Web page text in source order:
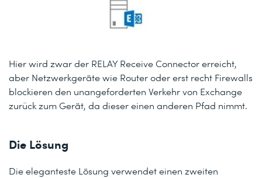
Hier wird zwar der RELAY Receive Connector erreicht,
aber Netzwerkgeräte wie Router oder erst recht Firewalls
blockieren den unangeforderten Verkehr von Exchange
zurück zum Gerät, da dieser einen anderen Pfad nimmt.
Die Lösung
Die eleganteste Lösung verwendet einen zweiten